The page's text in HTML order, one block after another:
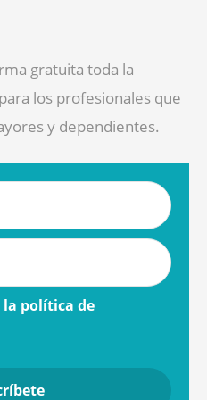
gratuita toda la
los profesionales que
y dependientes.
la política de